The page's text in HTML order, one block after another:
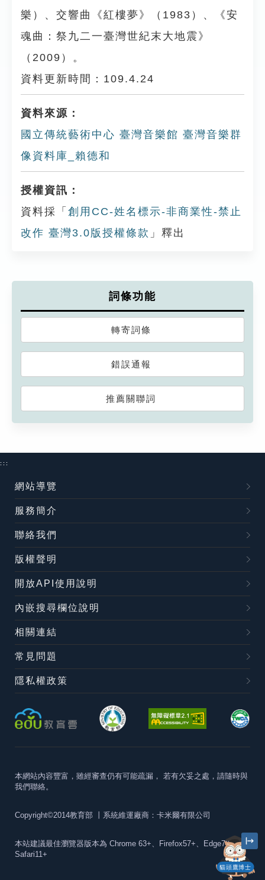
樂）、交響曲《紅樓夢》（1983）、《安
魂曲：祭九二一臺灣世紀末大地震》
（2009）。
資料更新時間：109.4.24
資料來源：
國立傳統藝術中心 臺灣音樂館 臺灣音樂群
像資料庫_賴德和
授權資訊：
資料採「 創用CC-姓名標示-非商業性-禁止
改作 臺灣3.0版授權條款 」釋出
詞條功能
轉寄詞條
錯誤通報
推薦關聯詞
貓頭鷹博士
:::
網站導覽
服務簡介
聯絡我們
版權聲明
開放API使用說明
內嵌搜尋欄位說明
相關連結
常見問題
隱私權政策
本網站內容豐富，雖經審查仍有可能疏漏， 若有欠妥之處，請隨時與
我們聯絡。
Copyright©2014教育部 丨系統維運廠商：卡米爾有限公司
本站建議最佳瀏覽器版本為 Chrome 63+、Firefox57+、Edge79+及
Safari11+